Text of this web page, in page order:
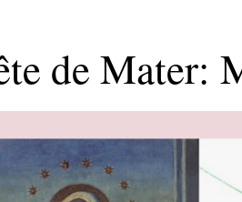
de Mater: